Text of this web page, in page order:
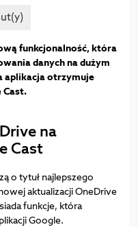
funkcjonalność, która
danych na dużym
aplikacja otrzymuje
Cast.
na
Cast
o tytuł najlepszego
aktualizacji OneDrive
funkcje, która
Google.